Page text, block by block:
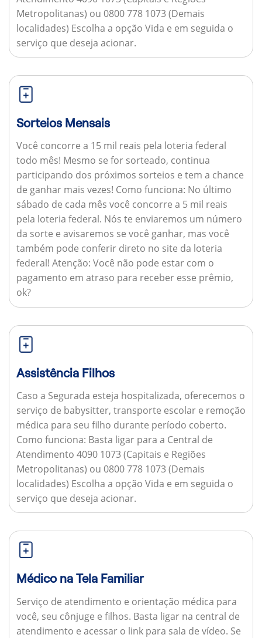
Metropolitanas) ou 0800 778 1073 (Demais
localidades) Escolha a opção Vida e em seguida o
serviço que deseja acionar.
Sorteios Mensais
Você concorre a 15 mil reais pela loteria federal
todo mês! Mesmo se for sorteado, continua
participando dos próximos sorteios e tem a chance
de ganhar mais vezes! Como funciona: No último
sábado de cada mês você concorre a 5 mil reais
pela loteria federal. Nós te enviaremos um número
da sorte e avisaremos se você ganhar, mas você
também pode conferir direto no site da loteria
federal! Atenção: Você não pode estar com o
pagamento em atraso para receber esse prêmio,
ok?
Assistência Filhos
Caso a Segurada esteja hospitalizada, oferecemos o
serviço de babysitter, transporte escolar e remoção
médica para seu filho durante período coberto.
Como funciona: Basta ligar para a Central de
Atendimento 4090 1073 (Capitais e Regiões
Metropolitanas) ou 0800 778 1073 (Demais
localidades) Escolha a opção Vida e em seguida o
serviço que deseja acionar.
Médico na Tela Familiar
Serviço de atendimento e orientação médica para
você, seu cônjuge e filhos. Basta ligar na central de
atendimento e acessar o link para sala de vídeo. Se